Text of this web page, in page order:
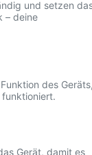
und setzen
– deine
des
Gerät, damit es